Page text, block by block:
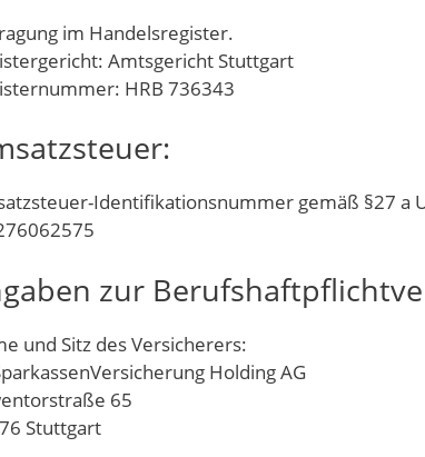
im Handelsregister.
Amtsgericht Stuttgart
HRB 736343
Identifikationsnummer gemäß §27 a
zur
und Sitz des Versicherers:
Holding AG
65
Stuttgart